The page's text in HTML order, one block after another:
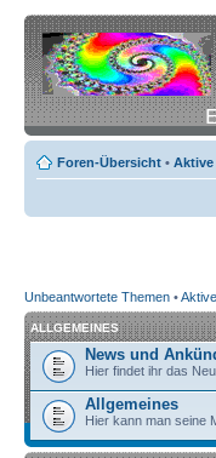
Foren-Übersicht • Aktive
Unbeantwortete Themen •
ALLGEMEINES
News und
Hier findet ihr das
Allgemeines
Hier kann man seine